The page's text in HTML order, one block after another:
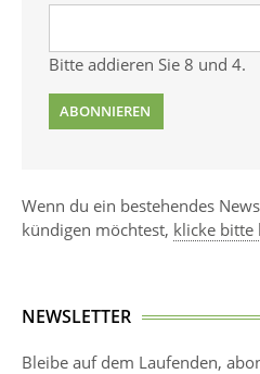
Bitte addieren Sie 8 und 4.
ABONNIEREN
Wenn du ein bestehendes
kündigen möchtest, klicke bitte
NEWSLETTER
Bleibe auf dem Laufenden,